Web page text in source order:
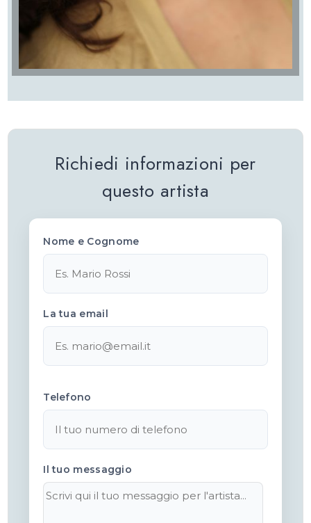
Richiedi informazioni per
questo artista
Nome e Cognome
La tua email
Telefono
Il tuo messaggio